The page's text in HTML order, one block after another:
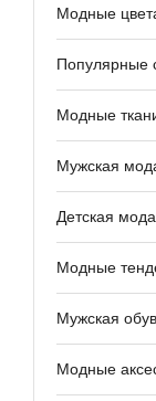
Модные
Популярные
Модные
Мужская
Детская
Модные
Мужская
Модные